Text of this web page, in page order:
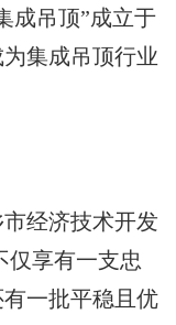
成吊顶”成立于
集成吊顶行业
经济技术开发
仅享有一支忠
一批平稳且优